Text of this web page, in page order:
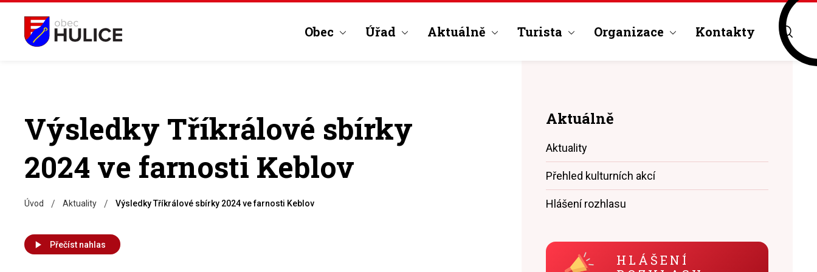
Obec Úřad Aktuálně Turista Organizace Kontakty
Výsledky Tříkrálové sbírky
2024 ve farnosti Keblov
Úvod / Aktuality / Výsledky Tříkrálové sbírky 2024 ve farnosti Keblov
Přečíst nahlas
Aktuálně
Aktuality
Přehled kulturních akcí
Hlášení rozhlasu
HLÁŠENÍ